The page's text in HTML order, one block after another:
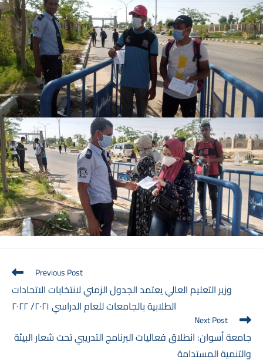
Read
more
articles
Previous Post
وزير التعليم العالي يعتمد الجدول الزمني لانتخابات الاتحادات
الطلابية بالجامعات للعام الدراسي ٢٠٢١/ ٢٠٢٢
Next Post
جامعة أسوان: انطلاق فعاليات البرنامج التدريبي تحت شعار البيئة
والتنمية المستدامة